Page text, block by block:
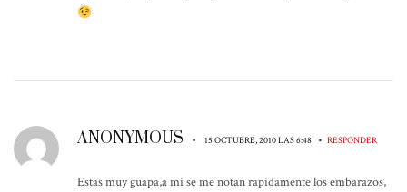
ANONYMOUS • 15 OCTUBRE, 2010 LAS 6:48 • RESPONDER
Estas muy guapa,a mi se me notan rapidamente los embarazos,